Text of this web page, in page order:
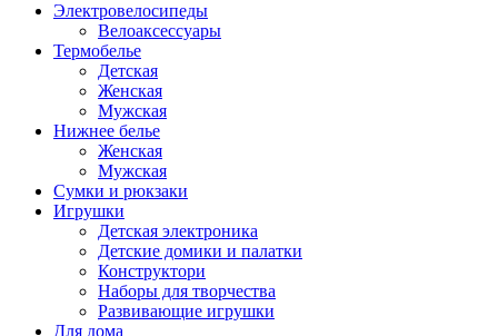
Электровелосипеды
Велоаксессуары
Термобелье
Детская
Женская
Мужская
Нижнее белье
Женская
Мужская
Сумки и рюкзаки
Игрушки
Детская электроника
Детские домики и палатки
Конструктори
Наборы для творчества
Развивающие игрушки
Для дома